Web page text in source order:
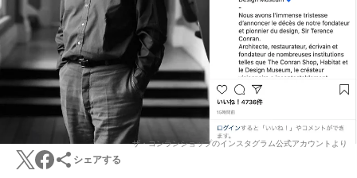
ザ・コンランショップのインスタグラム公式アカウントより
シェアする